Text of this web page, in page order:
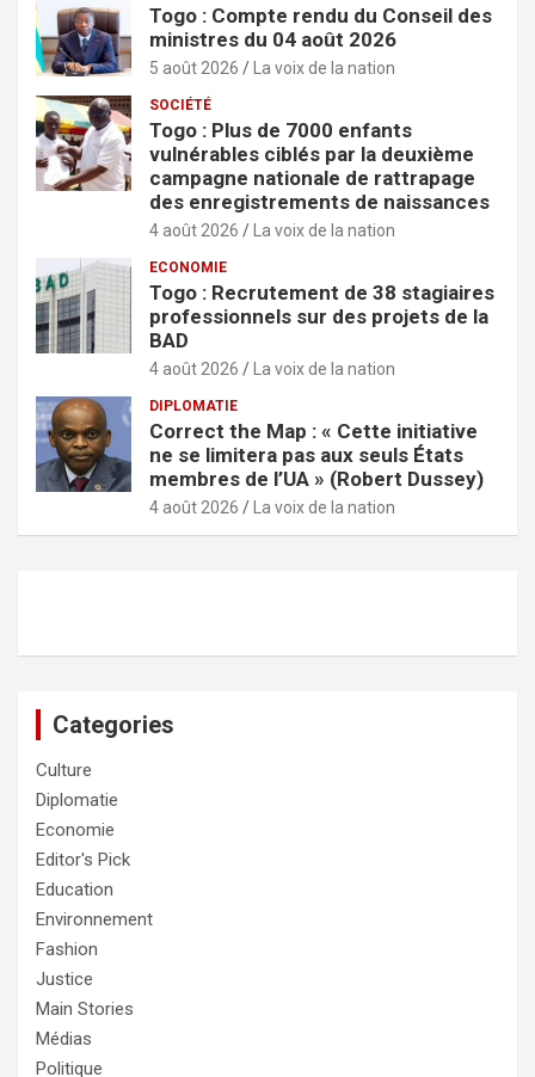
Togo : Compte rendu du Conseil des
ministres du 04 août 2026
5 août 2026 La voix de la nation
SOCIÉTÉ
Togo : Plus de 7000 enfants
vulnérables ciblés par la deuxième
campagne nationale de rattrapage
des enregistrements de naissances
4 août 2026 La voix de la nation
ECONOMIE
Togo : Recrutement de 38 stagiaires
professionnels sur des projets de la
BAD
4 août 2026 La voix de la nation
DIPLOMATIE
Correct the Map : « Cette initiative
ne se limitera pas aux seuls États
membres de l’UA » (Robert Dussey)
4 août 2026 La voix de la nation
Categories
Culture
Diplomatie
Economie
Editor's Pick
Education
Environnement
Fashion
Justice
Main Stories
Médias
Politique